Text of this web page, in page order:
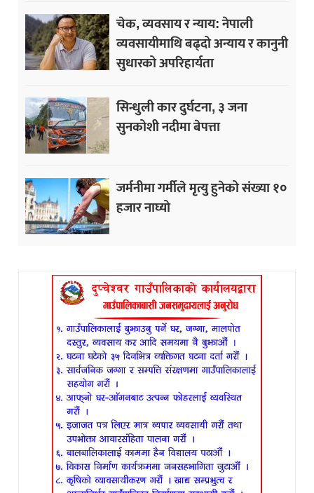
चेक, व्यवसाय र न्याय: नेपाली
व्यवसायीमाथि बढ्दो अन्याय र कानुनी
सुधारको अपरिहार्यता
सिन्धुली कार दुर्घटना, ३ जना
सुनकोशी नदीमा बेपत्ता
जर्मनीमा गर्मीले मृत्यु हुनेको संख्या १०
हजार नाघ्यो